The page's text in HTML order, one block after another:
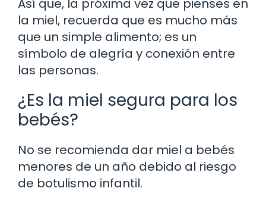
Así que, la próxima vez que pienses en
la miel, recuerda que es mucho más
que un simple alimento; es un
símbolo de alegría y conexión entre
las personas.
¿Es la miel segura para los
bebés?
No se recomienda dar miel a bebés
menores de un año debido al riesgo
de botulismo infantil.